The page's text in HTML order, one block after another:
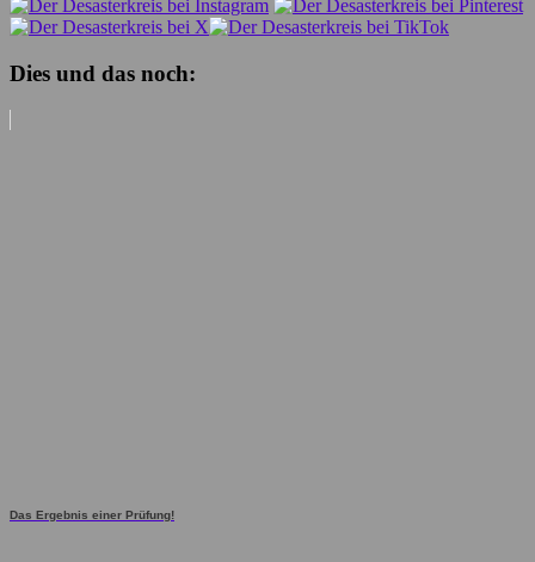
Dies und das noch:
Das Ergebnis einer Prüfung!